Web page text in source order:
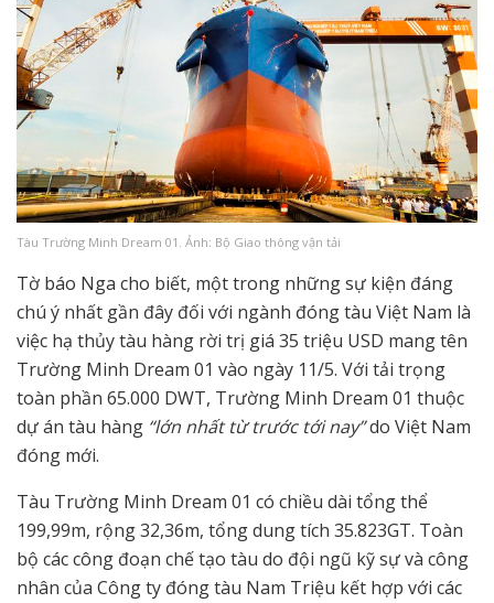
Tàu Trường Minh Dream 01. Ảnh: Bộ Giao thông vận tải
Tờ báo Nga cho biết, một trong những sự kiện đáng
chú ý nhất gần đây đối với ngành đóng tàu Việt Nam là
việc hạ thủy tàu hàng rời trị giá 35 triệu USD mang tên
Trường Minh Dream 01 vào ngày 11/5. Với tải trọng
toàn phần 65.000 DWT, Trường Minh Dream 01 thuộc
dự án tàu hàng “lớn nhất từ trước tới nay”do Việt Nam
đóng mới.
Tàu Trường Minh Dream 01 có chiều dài tổng thể
199,99m, rộng 32,36m, tổng dung tích 35.823GT. Toàn
bộ các công đoạn chế tạo tàu do đội ngũ kỹ sự và công
nhân của Công ty đóng tàu Nam Triệu kết hợp với các